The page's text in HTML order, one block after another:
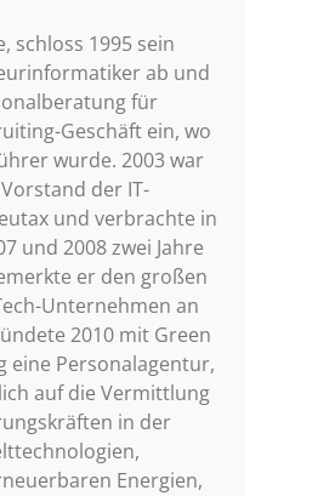
schloss 1995 sein
ab und
für
Geschäft ein, wo
wurde. 2003 war
der IT-
und verbrachte in
und 2008 zwei Jahre
er den großen
Unternehmen an
2010 mit Green
eine Personalagentur,
auf die Vermittlung
in der
Energien,